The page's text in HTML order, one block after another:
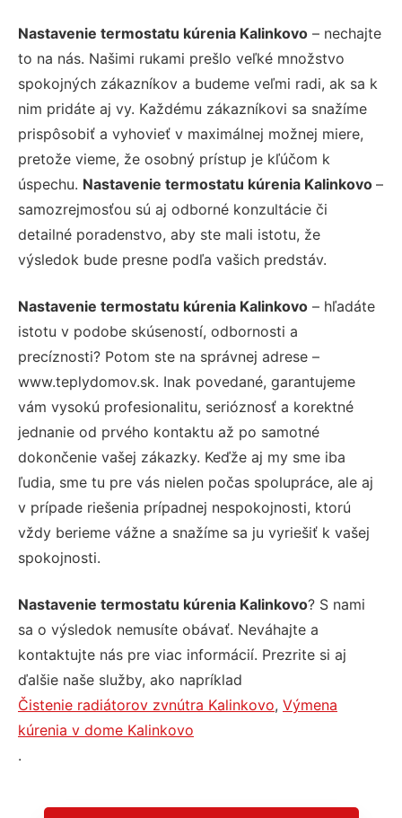
Nastavenie termostatu kúrenia Kalinkovo – nechajte
to na nás. Našimi rukami prešlo veľké množstvo
spokojných zákazníkov a budeme veľmi radi, ak sa k
nim pridáte aj vy. Každému zákazníkovi sa snažíme
prispôsobiť a vyhovieť v maximálnej možnej miere,
pretože vieme, že osobný prístup je kľúčom k
úspechu. Nastavenie termostatu kúrenia Kalinkovo –
samozrejmosťou sú aj odborné konzultácie či
detailné poradenstvo, aby ste mali istotu, že
výsledok bude presne podľa vašich predstáv.
Nastavenie termostatu kúrenia Kalinkovo – hľadáte
istotu v podobe skúseností, odbornosti a
precíznosti? Potom ste na správnej adrese –
www.teplydomov.sk. Inak povedané, garantujeme
vám vysokú profesionalitu, serióznosť a korektné
jednanie od prvého kontaktu až po samotné
dokončenie vašej zákazky. Keďže aj my sme iba
ľudia, sme tu pre vás nielen počas spolupráce, ale aj
v prípade riešenia prípadnej nespokojnosti, ktorú
vždy berieme vážne a snažíme sa ju vyriešiť k vašej
spokojnosti.
Nastavenie termostatu kúrenia Kalinkovo? S nami
sa o výsledok nemusíte obávať. Neváhajte a
kontaktujte nás pre viac informácií. Prezrite si aj
ďalšie naše služby, ako napríklad
Čistenie radiátorov zvnútra Kalinkovo, Výmena
kúrenia v dome Kalinkovo
.